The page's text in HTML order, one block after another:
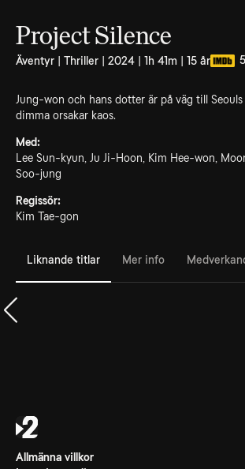
Project Silence
Äventyr | Thriller | 2024 | 1h 41m | 15 år
Jung-won och hans dotter är på väg till
dimma orsakar kaos.
Med:
Lee Sun-kyun, Ju Ji-Hoon, Kim Hee-won,
Soo-jung
Regissör:
Kim Tae-gon
Liknande titlar Mer info
Allmänna villkor